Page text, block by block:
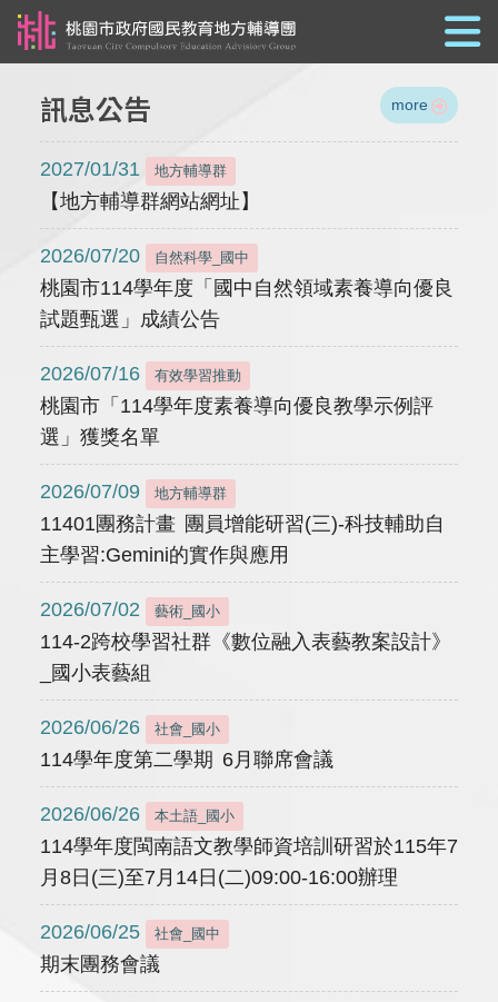
訊息公告 more
2027/01/31 地方輔導群
【地方輔導群網站網址】
2026/07/20 自然科學_國中
桃園市114學年度「國中自然領域素養導向優良
試題甄選」成績公告
2026/07/16 有效學習推動
桃園市「114學年度素養導向優良教學示例評
選」獲獎名單
2026/07/09 地方輔導群
11401團務計畫 團員增能研習(三)-科技輔助自
主學習:Gemini的實作與應用
2026/07/02 藝術_國小
114-2跨校學習社群《數位融入表藝教案設計》
_國小表藝組
2026/06/26 社會_國小
114學年度第二學期 6月聯席會議
2026/06/26 本土語_國小
114學年度閩南語文教學師資培訓研習於115年7
月8日(三)至7月14日(二)09:00-16:00辦理
2026/06/25 社會_國中
期末團務會議